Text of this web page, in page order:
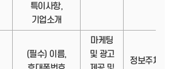
특이사항,
기업소개
(필수) 이름,
마케팅
및 광고
정보주체의